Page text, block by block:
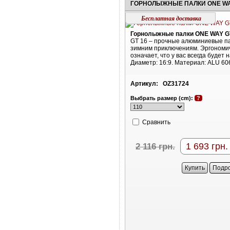
Бесплатная доставка
Горнолыжные палки ONE WAY
GT 16 – прочные алюминиевые
зимним приключениям.
означает, что у вас всегда будет
Диаметр: 16:9. Материал: ALU
Артикул: OZ31724
Выбрать размер (cm): ?
Cравнить
2 116грн. 1 693 грн.
Купить